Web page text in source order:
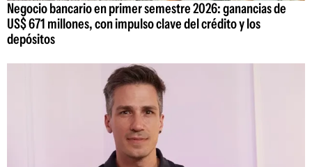
Negocio bancario en primer semestre 2026: ganancias de
US$ 671 millones, con impulso clave del crédito y los
depósitos